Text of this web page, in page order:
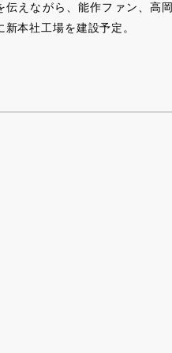
えながら、能作ファン、高岡
本社工場を建設予定。